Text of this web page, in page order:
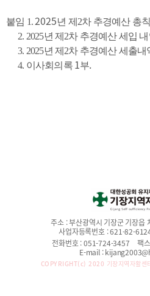
붙임 1.2025년 제2차 추경예산 총
2. 2025년 제2차 추경예산 세입 내
3. 2025년 제2차 추경예산 세출내
4. 이사회의록 1부.
주소 :부산광역시 기장군 기장읍
사업자등록번호 :621-82-
전화번호 :051-724-3457 팩
E-mail :
COPYRIGHT(c) 2020 기장지역자활센